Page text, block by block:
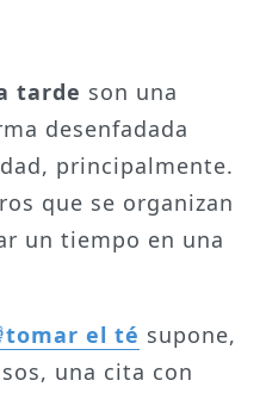
tarde son una
desenfadada
principalmente.
que se organizan
un tiempo en una
tomar el té supone,
una cita con